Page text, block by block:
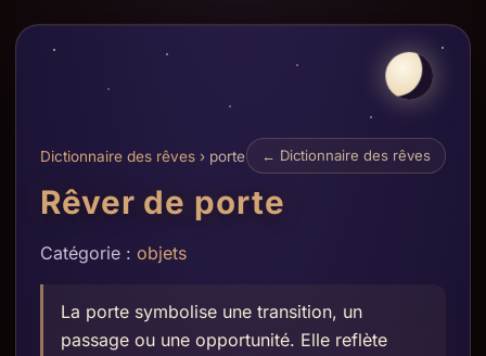
Dictionnaire des rêves › porte ← Dictionnaire des rêves
Rêver de porte
Catégorie : objets
La porte symbolise une transition, un
passage ou une opportunité. Elle reflète